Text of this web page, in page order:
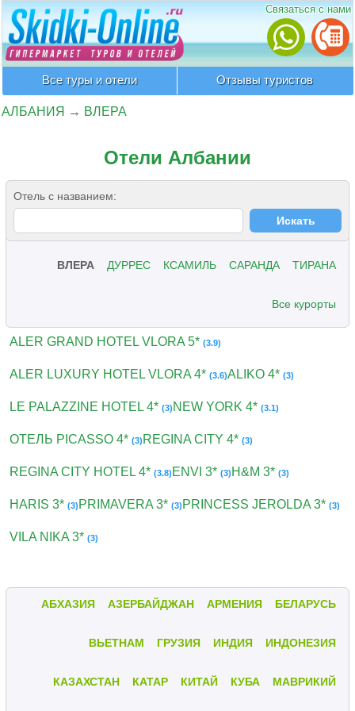
Связаться с нами
Все туры и отели Отзывы туристов
АЛБАНИЯ → ВЛЕРА
Отели Албании
Отель с названием:
ВЛЕРА ДУРРЕС КСАМИЛЬ САРАНДА ТИРАНА
Все курорты
ALER GRAND HOTEL VLORA 5*(3.9)
ALER LUXURY HOTEL VLORA 4*(3.6)ALIKO 4*(3)
LE PALAZZINE HOTEL 4*(3) NEW YORK 4*(3.1)
ОТЕЛЬ PICASSO 4*(3) REGINA CITY 4*(3)
REGINA CITY HOTEL 4*(3.8) ENVI 3*(3) H&M 3*(3)
HARIS 3*(3) PRIMAVERA 3*(3) PRINCESS JEROLDA 3*(3)
VILA NIKA 3*(3)
АБХАЗИЯ АЗЕРБАЙДЖАН АРМЕНИЯ БЕЛАРУСЬ
ВЬЕТНАМ ГРУЗИЯ ИНДИЯ ИНДОНЕЗИЯ
КАЗАХСТАН КАТАР КИТАЙ КУБА МАВРИКИЙ